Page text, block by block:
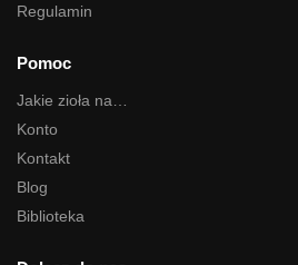
Regulamin
Pomoc
Jakie zioła na…
Konto
Kontakt
Blog
Biblioteka